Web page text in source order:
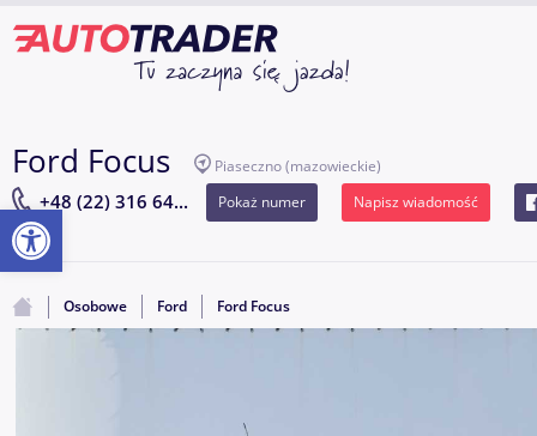
Ford Focus Piaseczno(mazowieckie)
+48 (22) 316 64... Pokaż numer Napisz wiadomość
Osobowe Ford Ford Focus
Otwórz pasek narzędzi